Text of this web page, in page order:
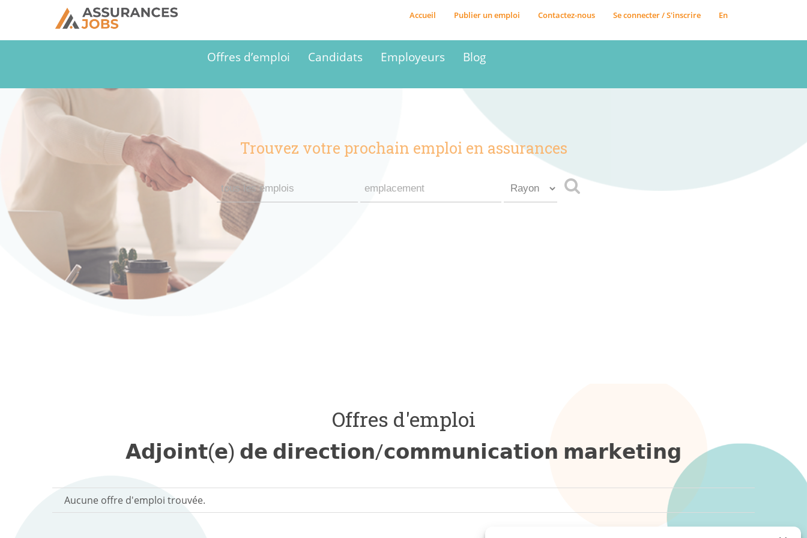
Accueil Publier un emploi Contactez-nous Se connecter / S'inscrire En
Offres d’emploi Candidats Employeurs Blog
Trouvez votre prochain emploi en assurances
Offres d'emploi
𝗔𝗱𝗷𝗼𝗶𝗻𝘁(𝗲) 𝗱𝗲 𝗱𝗶𝗿𝗲𝗰𝘁𝗶𝗼𝗻/𝗰𝗼𝗺𝗺𝘂𝗻𝗶𝗰𝗮𝘁𝗶𝗼𝗻 𝗺𝗮𝗿𝗸𝗲𝘁𝗶𝗻𝗴
Aucune offre d'emploi trouvée.